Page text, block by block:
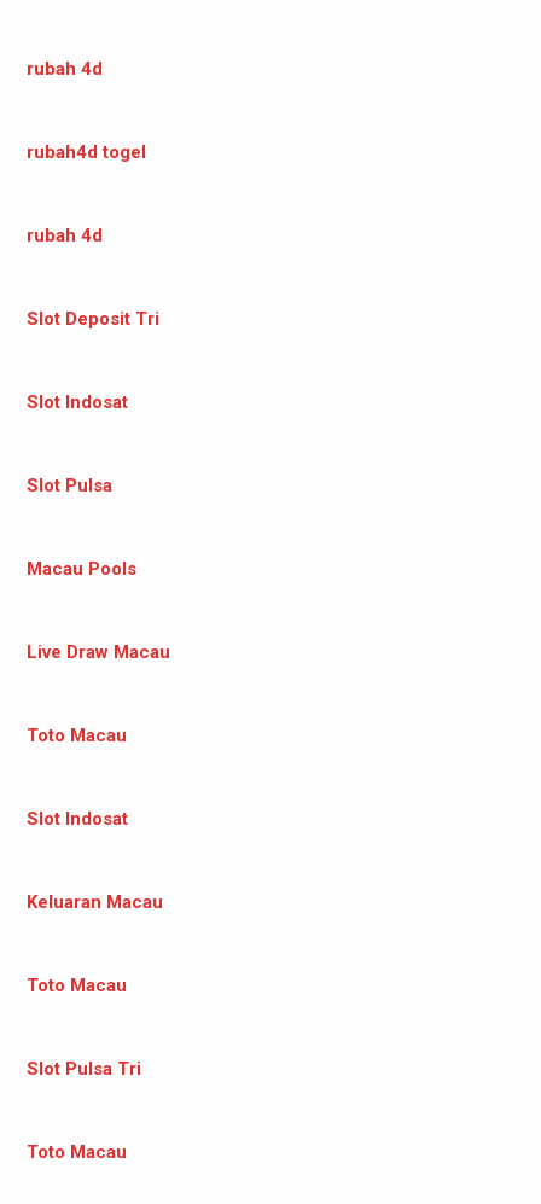
rubah 4d
rubah4d togel
rubah 4d
Slot Deposit Tri
Slot Indosat
Slot Pulsa
Macau Pools
Live Draw Macau
Toto Macau
Slot Indosat
Keluaran Macau
Toto Macau
Slot Pulsa Tri
Toto Macau